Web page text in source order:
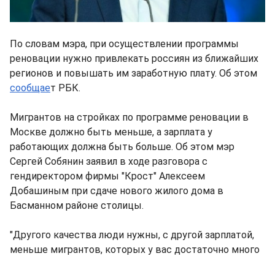
По словам мэра, при осуществлении программы
реновации нужно привлекать россиян из ближайших
регионов и повышать им заработную плату. Об этом
сообщает РБК.
Мигрантов на стройках по программе реновации в
Москве должно быть меньше, а зарплата у
работающих должна быть больше. Об этом мэр
Сергей Собянин заявил в ходе разговора с
гендиректором фирмы "Крост" Алексеем
Добашиным при сдаче нового жилого дома в
Басманном районе столицы.
"Другого качества люди нужны, с другой зарплатой,
меньше мигрантов, которых у вас достаточно много